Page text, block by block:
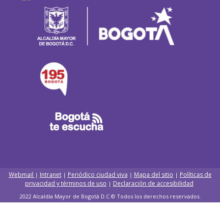
Webmail | Intranet| Periódico ciudad viva | Mapa del sitio | Políticas de
privacidad y términos de uso | Declaración de accesibilidad
2022 Alcaldía Mayor de Bogotá D.C © Todos los derechos reservados.